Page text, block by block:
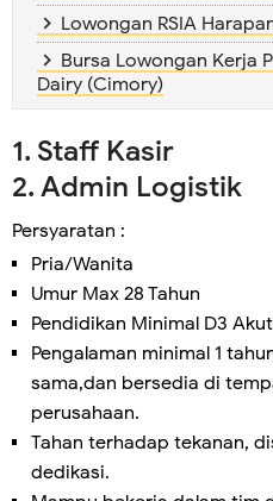
Lowongan RSIA
Bursa Lowongan Kerja
Dairy (Cimory)
1. Staff Kasir
2. Admin Logistik
Persyaratan :
Pria/Wanita
Umur Max 28 Tahun
Pendidikan Minimal D3
Pengalaman minimal 1
sama,dan bersedia di
perusahaan.
Tahan terhadap tekanan,
dedikasi.